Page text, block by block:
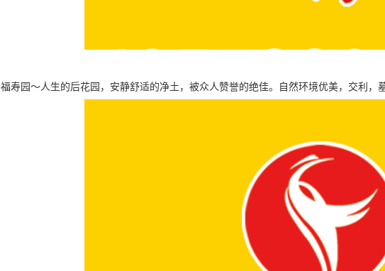
福寿园～人生的后花园，安静舒适的净土，被众人赞誉的绝佳。自然环境优美，交利，